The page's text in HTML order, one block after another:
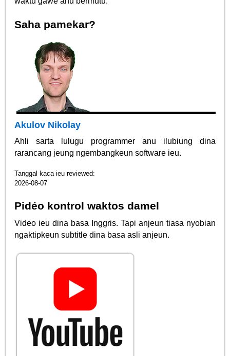
Saha pamekar?
Akulov Nikolay
Ahli sarta lulugu programmer anu ilubiung dina
rarancang jeung ngembangkeun software ieu.
Tanggal kaca ieu reviewed:
2026-08-07
Pidéo kontrol waktos damel
Video ieu dina basa Inggris. Tapi anjeun tiasa nyobian
ngaktipkeun subtitle dina basa asli anjeun.